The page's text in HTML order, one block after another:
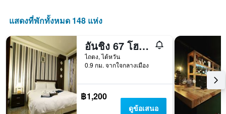
แสดงที่พักทั้งหมด 148 แห่ง
อันชิง 67 โฮมสเตย์
ไถตง, ไต้หวัน
0.9 กม. จากใจกลางเมือง
฿1,200
ดูข้อเสนอ